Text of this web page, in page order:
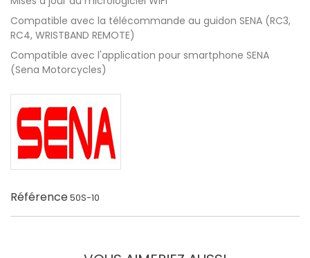
Compatible avec la télécommande au guidon SENA (RC3,
RC4, WRISTBAND REMOTE)
Compatible avec l'application pour smartphone SENA
(Sena Motorcycles)
Référence50S-10